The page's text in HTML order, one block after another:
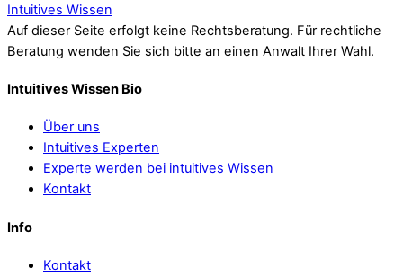
Intuitives Wissen
Auf dieser Seite erfolgt keine Rechtsberatung. Für rechtliche
Beratung wenden Sie sich bitte an einen Anwalt Ihrer Wahl.
Intuitives Wissen Bio
Über uns
Intuitives Experten
Experte werden bei intuitives Wissen
Kontakt
Info
Kontakt